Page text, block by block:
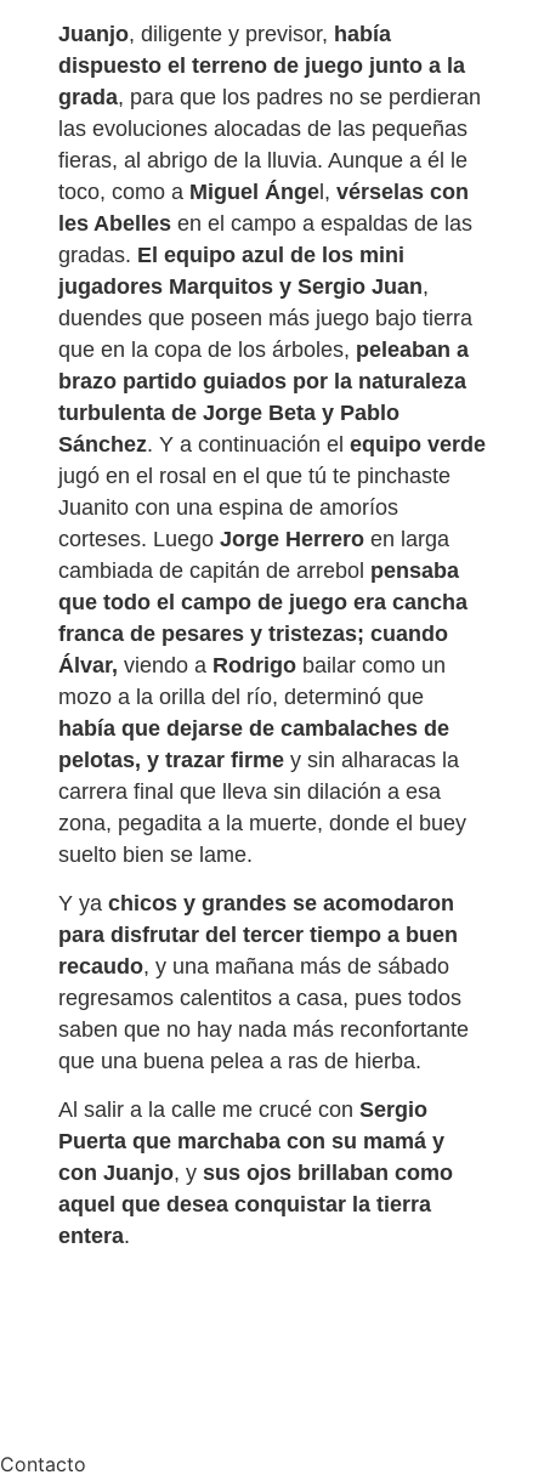
Juanjo, diligente y previsor, había
dispuesto el terreno de juego junto a la
grada, para que los padres no se perdieran
las evoluciones alocadas de las pequeñas
fieras, al abrigo de la lluvia. Aunque a él le
toco, como a Miguel Ángel, vérselas con
les Abelles en el campo a espaldas de las
gradas. El equipo azul de los mini
jugadores Marquitos y Sergio Juan,
duendes que poseen más juego bajo tierra
que en la copa de los árboles, peleaban a
brazo partido guiados por la naturaleza
turbulenta de Jorge Beta y Pablo
Sánchez. Y a continuación el equipo verde
jugó en el rosal en el que tú te pinchaste
Juanito con una espina de amoríos
corteses. Luego Jorge Herrero en larga
cambiada de capitán de arrebol pensaba
que todo el campo de juego era cancha
franca de pesares y tristezas; cuando
Álvar, viendo a Rodrigo bailar como un
mozo a la orilla del río, determinó que
había que dejarse de cambalaches de
pelotas, y trazar firme y sin alharacas la
carrera final que lleva sin dilación a esa
zona, pegadita a la muerte, donde el buey
suelto bien se lame.
Y ya chicos y grandes se acomodaron
para disfrutar del tercer tiempo a buen
recaudo, y una mañana más de sábado
regresamos calentitos a casa, pues todos
saben que no hay nada más reconfortante
que una buena pelea a ras de hierba.
Al salir a la calle me crucé con Sergio
Puerta que marchaba con su mamá y
con Juanjo, y sus ojos brillaban como
aquel que desea conquistar la tierra
entera.
Contacto